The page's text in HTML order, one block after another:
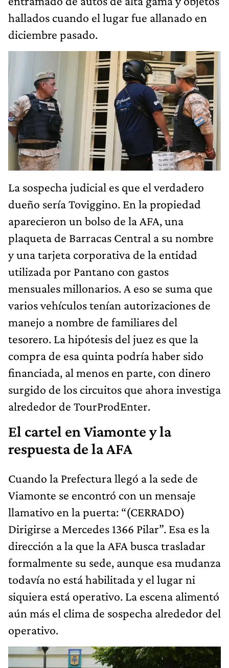
hallados cuando el lugar fue allanado en
diciembre pasado.
La sospecha judicial es que el verdadero
dueño sería Toviggino. En la propiedad
aparecieron un bolso de la AFA, una
plaqueta de Barracas Central a su nombre
y una tarjeta corporativa de la entidad
utilizada por Pantano con gastos
mensuales millonarios. A eso se suma que
varios vehículos tenían autorizaciones de
manejo a nombre de familiares del
tesorero. La hipótesis del juez es que la
compra de esa quinta podría haber sido
financiada, al menos en parte, con dinero
surgido de los circuitos que ahora investiga
alrededor de TourProdEnter.
El cartel en Viamonte y la
respuesta de la AFA
Cuando la Prefectura llegó a la sede de
Viamonte se encontró con un mensaje
llamativo en la puerta: “(CERRADO)
Dirigirse a Mercedes 1366 Pilar”. Esa es la
dirección a la que la AFA busca trasladar
formalmente su sede, aunque esa mudanza
todavía no está habilitada y el lugar ni
siquiera está operativo. La escena alimentó
aún más el clima de sospecha alrededor del
operativo.